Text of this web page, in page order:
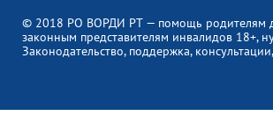
© 2018 РО ВОРДИ РТ — помощь родителям
законным представителям инвалидов 18+,
Законодательство, поддержка,